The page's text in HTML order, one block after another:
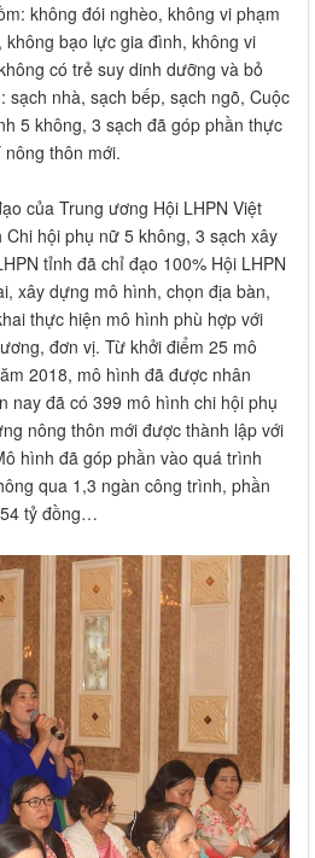
không đói nghèo, không vi phạm
bạo lực gia đình, không vi
có trẻ suy dinh dưỡng và bỏ
sạch nhà, sạch bếp, sạch ngõ, Cuộc
5 không, 3 sạch đã góp phần thực
thôn mới.
của Trung ương Hội LHPN Việt
hội phụ nữ 5 không, 3 sạch xây
tỉnh đã chỉ đạo 100% Hội LHPN
xây dựng mô hình, chọn địa bàn,
thực hiện mô hình phù hợp với
đơn vị. Từ khởi điểm 25 mô
2018, mô hình đã được nhân
nay đã có 399 mô hình chi hội phụ
nông thôn mới được thành lập với
hình đã góp phần vào quá trình
qua 1,3 ngàn công trình, phần
tỷ đồng…